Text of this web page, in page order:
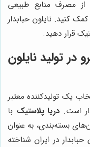
از مصرف منابع طبیعی
کنید. نایلون حبابدار
قرار دهید.
در تولید نایلون
یک تولیدکننده معتبر
است. دریا پلاستیک با
بسته‌بندی، به عنوان
در ایران شناخته